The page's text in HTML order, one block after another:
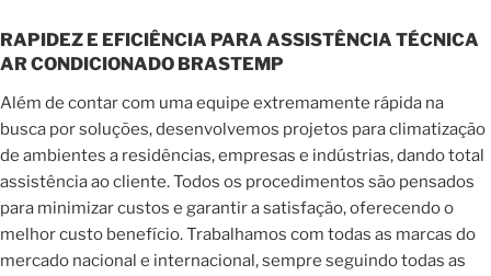
RAPIDEZ E EFICIÊNCIA PARA ASSISTÊNCIA TÉCNICA
AR CONDICIONADO BRASTEMP
Além de contar com uma equipe extremamente rápida na
busca por soluções, desenvolvemos projetos para climatização
de ambientes a residências, empresas e indústrias, dando total
assistência ao cliente. Todos os procedimentos são pensados
para minimizar custos e garantir a satisfação, oferecendo o
melhor custo benefício. Trabalhamos com todas as marcas do
mercado nacional e internacional, sempre seguindo todas as